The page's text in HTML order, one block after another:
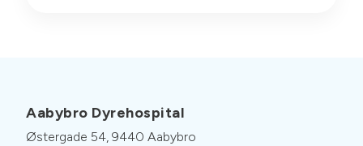
Aabybro Dyrehospital
Østergade 54, 9440 Aabybro